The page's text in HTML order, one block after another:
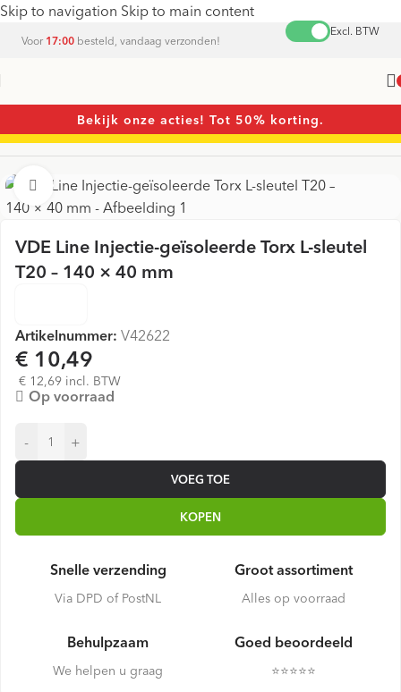
Skip to navigation Skip to main content
Voor 17:00 besteld, vandaag verzonden!
Excl. BTW
Bekijk onze acties! Tot 50% korting.
Home/Sleutels/Torxsleutels
Vergroten
VDE Line Injectie-geïsoleerde Torx L-sleutel
T20 – 140 × 40 mm
Artikelnummer: V42622
€ 10,49
€ 12,69 incl. BTW
Op voorraad
- +
VOEG TOE
KOPEN
Snelle verzending
Via DPD of PostNL
Groot assortiment
Alles op voorraad
Behulpzaam
We helpen u graag
Goed beoordeeld
⭐️⭐️⭐️⭐️⭐️